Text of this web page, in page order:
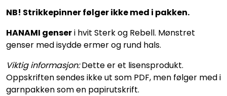
NB! Strikkepinner følger ikke med i pakken.
HANAMI genseri hvit Sterk og Rebell. Mønstret
genser med isydde ermer og rund hals.
Viktig informasjon:Dette er et lisensprodukt.
Oppskriften sendes ikke ut som PDF, men følger med i
garnpakken som en papirutskrift.